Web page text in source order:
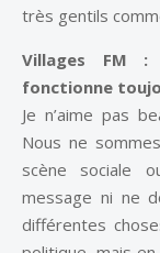
très gentils
Villages FM :
fonctionne
Je n’aime pas
Nous ne
scène sociale
message ni ne
différentes